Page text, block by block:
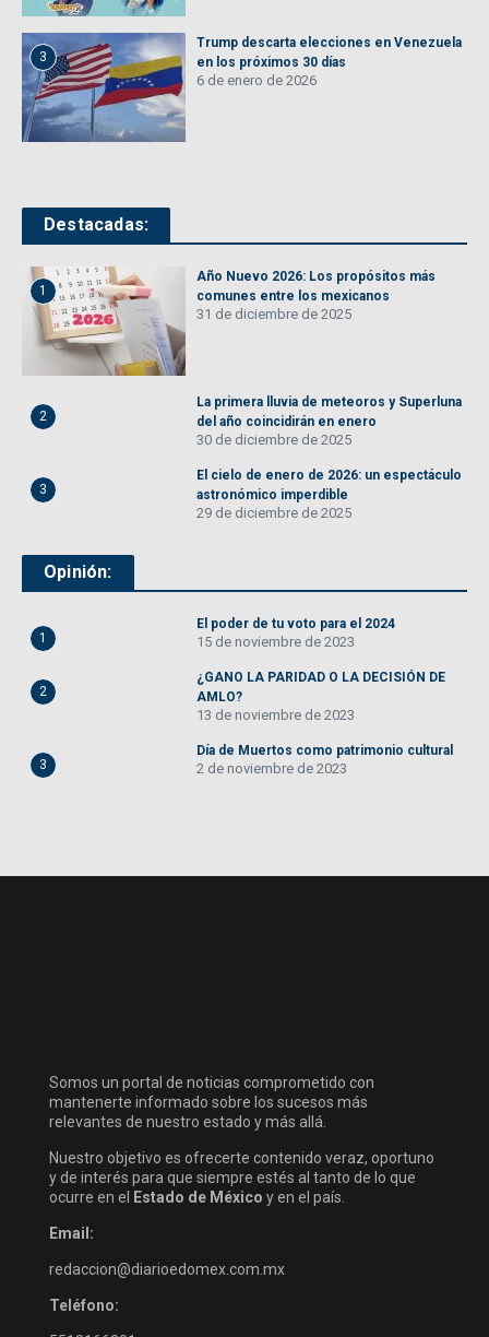
3
Trump descarta elecciones en Venezuela
en los próximos 30 días
6 de enero de 2026
Destacadas:
1
Año Nuevo 2026: Los propósitos más
comunes entre los mexicanos
31 de diciembre de 2025
2
La primera lluvia de meteoros y Superluna
del año coincidirán en enero
30 de diciembre de 2025
3
El cielo de enero de 2026: un espectáculo
astronómico imperdible
29 de diciembre de 2025
Opinión:
1
El poder de tu voto para el 2024
15 de noviembre de 2023
2
¿GANO LA PARIDAD O LA DECISIÓN DE
AMLO?
13 de noviembre de 2023
3
Día de Muertos como patrimonio cultural
2 de noviembre de 2023
Somos un portal de noticias comprometido con
mantenerte informado sobre los sucesos más
relevantes de nuestro estado y más allá.
Nuestro objetivo es ofrecerte contenido veraz, oportuno
y de interés para que siempre estés al tanto de lo que
ocurre en el
Estado de México y en el país.
Email:
redaccion@diarioedomex.com.mx
Teléfono: